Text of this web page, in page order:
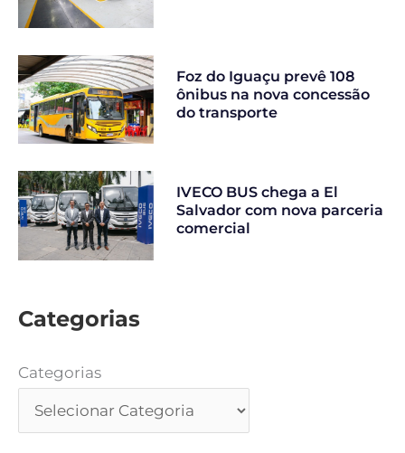
Foz do Iguaçu prevê 108
ônibus na nova concessão
do transporte
IVECO BUS chega a El
Salvador com nova parceria
comercial
Categorias
Categorias